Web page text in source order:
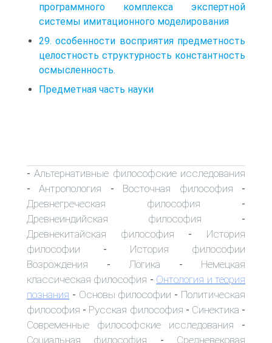
программного комплекса экспертной
системы имитационного моделирования
29. особенности восприятия предметность
целостность структурность константность
осмысленность.
Предметная часть науки
-Альтернативные философские исследования
-Антропология - Восточная философия -
Древнегреческая философия -
Древнеиндийская философия -
Древнекитайская философия - История
философии - История философии
Возрождения - Логика - Немецкая
классическая философия - Онтология и теория
познания - Основы философии - Политическая
философия - Русская философия - Синектика -
Современные философские исследования -
Социальная философия - Средневековая